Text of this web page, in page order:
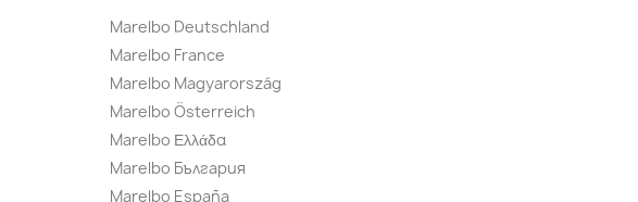
Marelbo Deutschland
Marelbo France
Marelbo Magyarország
Marelbo Österreich
Marelbo Ελλάδα
Marelbo България
Marelbo España